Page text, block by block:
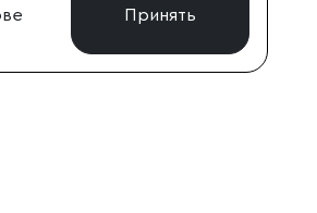
Принять